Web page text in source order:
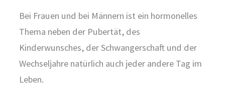
Bei Frauen und bei Männern ist ein hormonelles
Thema neben der Pubertät, des
Kinderwunsches, der Schwangerschaft und der
Wechseljahre natürlich auch jeder andere Tag im
Leben.